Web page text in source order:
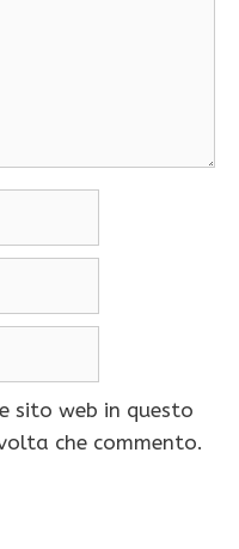
sito web in questo
che commento.